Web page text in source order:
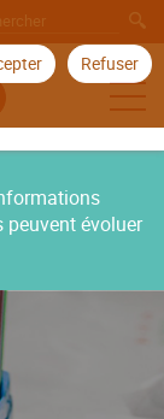
Refuser
évoluer